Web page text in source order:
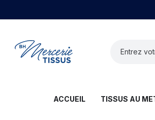
ACCUEIL TISSUS AU